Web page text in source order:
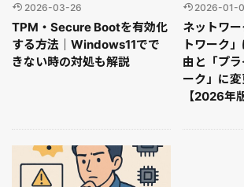
2026-03-26
TPM・Secure Bootを有効化
する方法｜Windows11でで
きない時の対処も解説
2026-01-
ネットワ
トワーク
由と「プ
ーク」に
【2026年